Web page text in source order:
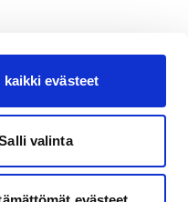
kaikki evästeet
valinta